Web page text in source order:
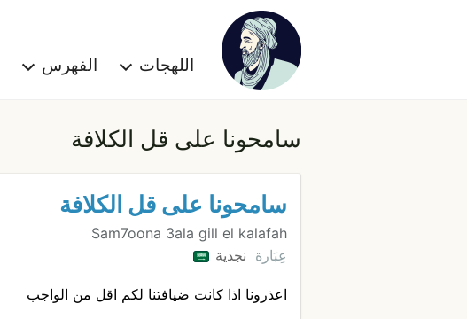
اللهجات الفهرس
سامحونا على قل الكلافة
سامحونا على قل الكلافة
Sam7oona 3ala gill el kalafah
عِبَارة نجدية
اعذرونا اذا كانت ضيافتنا لكم اقل من الواجب